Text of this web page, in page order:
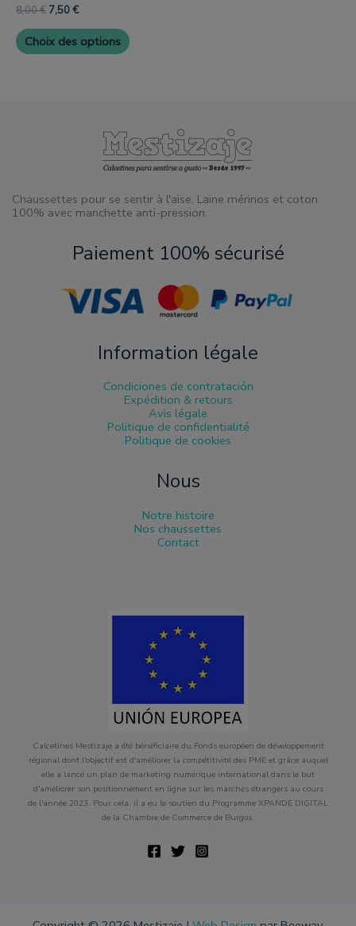
8,00€ 7,50€
Choix des options
Chaussettes pour se sentir à l'aise. Laine mérinos et coton
100% avec manchette anti-pression.
Paiement 100% sécurisé
Information légale
Condiciones de contratación
Expédition & retours
Avis légale
Politique de confidentialité
Politique de cookies
Nous
Notre histoire
Nos chaussettes
Contact
Calcetines Mestizaje a été bénéficiaire du Fonds européen de développement
régional dont l'objectif est d'améliorer la compétitivité des PME et grâce auquel
elle a lancé un plan de marketing numérique international dans le but
d'améliorer son positionnement en ligne sur les marchés étrangers au cours
de l'année 2023. Pour cela, il a eu le soutien du Programme XPANDE DIGITAL
de la Chambre de Commerce de Burgos.